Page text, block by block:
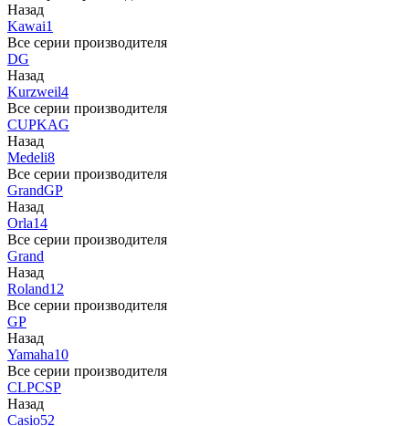
Назад
Kawai1
Все серии производителя
DG
Назад
Kurzweil4
Все серии производителя
CUPKAG
Назад
Medeli8
Все серии производителя
GrandGP
Назад
Orla14
Все серии производителя
Grand
Назад
Roland12
Все серии производителя
GP
Назад
Yamaha10
Все серии производителя
CLPCSP
Назад
Casio52